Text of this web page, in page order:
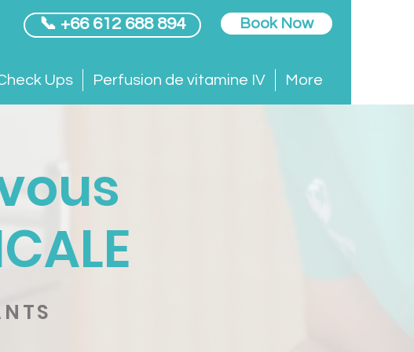
📞 +66 612 688 894 Book Now
Ups Perfusion de vitamine IV More